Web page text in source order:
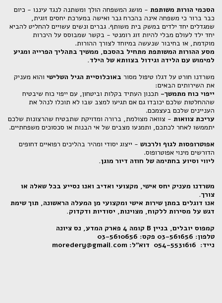
הסכמי הורות משותפת - מושג המשפחה הולך ומשתנה לנגד עיננו - כיום
כבר ברור כי משפחה אינה בהכרח גבר ואישה במערכת יחסים זוגית,
שמגדלים יחד ילדים במשק בית משותף. גברים ונשים עשויים להחליט להביא
יחד ילד לעולם מבלי להיות זוג רומנטי - בקשר שמבוסס על היכרות
מוקדמת, או בחיבור שנעשה במיוחד לצורך ההורות.
מסע ההורות המשותפת מתחיל בהסכם, ממשיך בתהליך הפרייה ומגיע
למימוש עם הלידה וגידול בצוותא של הילד.
משרדנו חורט על דגלו טיפול מסור באוכלוסיית הגיל השלישי והוא מעניק
את השירותים הבאים:
ייפוי כוח מתמשך- תכנון העתיד בקלות וביטחון, עם ייפוי כוח שיבטיח
שההחלטות שלכם יכובדו גם אם תגיעו למצב שבו לא תוכלו לנהל את
העניינים שלכם בעצמכם.
עריכת צוואות - צוואה מצולמת, ברורה ומדויקת שתבטיח שהרצונות שלכם
יתממשו לאחר לכתכם, ותמנעו מצבים של אי הבנות או סכסוכים משפחתיים.
אפוטרופסות לגוף ולרכוש - ייצוג יסודי ומהיר בהליכים רפואיים דחופים
הדורשים מינוי אפוטרופוס.
ליווי וסיוע בחתימה של חוזה דיור מוגן.
משרדנו מעניק יחס אישי, מקצועי ואדיב ואנו נסייע בכל שאלה או
צורך.
אנו דוגלים במתן שירות אישי ומקצועי מן המעלה הראשונה, תוך שימת
דגש על מסירות ללקוח, מצוינות, יסודיות ודקדוק.
קמפוס יובלים, בניין B קומה 4 פארק המדע, נס ציונה
טלפון: 03-561656 פקס: 03-5610656
נייד: 054-5531616 דוא"ל: moredery@gmail.com